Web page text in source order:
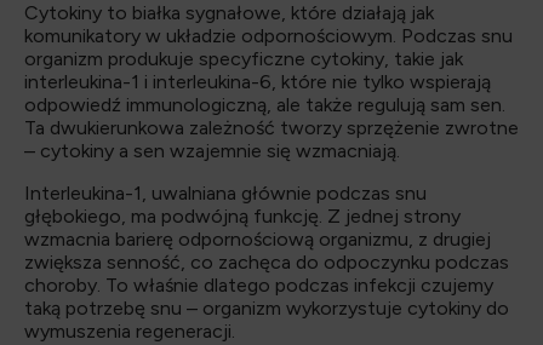
Cytokiny to białka sygnałowe, które działają jak
komunikatory w układzie odpornościowym. Podczas snu
organizm produkuje specyficzne cytokiny, takie jak
interleukina-1 i interleukina-6, które nie tylko wspierają
odpowiedź immunologiczną, ale także regulują sam sen.
Ta dwukierunkowa zależność tworzy sprzężenie zwrotne
– cytokiny a sen wzajemnie się wzmacniają.
Interleukina-1, uwalniana głównie podczas snu
głębokiego, ma podwójną funkcję. Z jednej strony
wzmacnia barierę odpornościową organizmu, z drugiej
zwiększa senność, co zachęca do odpoczynku podczas
choroby. To właśnie dlatego podczas infekcji czujemy
taką potrzebę snu – organizm wykorzystuje cytokiny do
wymuszenia regeneracji.